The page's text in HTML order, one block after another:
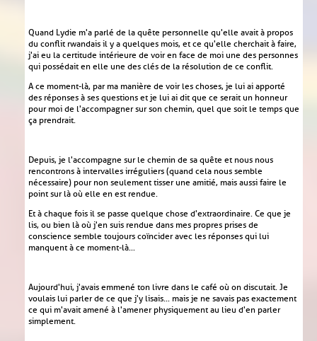
Quand Lydie m'a parlé de la quête personnelle qu'elle avait à propos
du conflit rwandais il y a quelques mois, et ce qu'elle cherchait à faire,
j'ai eu la certitude intérieure de voir en face de moi une des personnes
qui possédait en elle une des clés de la résolution de ce conflit.
A ce moment-là, par ma manière de voir les choses, je lui ai apporté
des réponses à ses questions et je lui ai dit que ce serait un honneur
pour moi de l'accompagner sur son chemin, quel que soit le temps que
ça prendrait.
Depuis, je l'accompagne sur le chemin de sa quête et nous nous
rencontrons à intervalles irréguliers (quand cela nous semble
nécessaire) pour non seulement tisser une amitié, mais aussi faire le
point sur là où elle en est rendue.
Et à chaque fois il se passe quelque chose d'extraordinaire. Ce que je
lis, ou bien là où j'en suis rendue dans mes propres prises de
conscience semble toujours coïncider avec les réponses qui lui
manquent à ce moment-là...
Aujourd'hui, j'avais emmené ton livre dans le café où on discutait. Je
voulais lui parler de ce que j'y lisais... mais je ne savais pas exactement
ce qui m'avait amené à l'amener physiquement au lieu d'en parler
simplement.